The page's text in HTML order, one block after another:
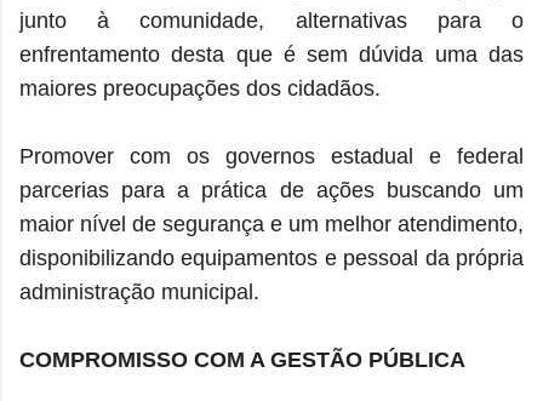
junto à comunidade, alternativas para o
enfrentamento desta que é sem dúvida uma das
maiores preocupações dos cidadãos.
Promover com os governos estadual e federal
parcerias para a prática de ações buscando um
maior nível de segurança e um melhor atendimento,
disponibilizando equipamentos e pessoal da própria
administração municipal.
COMPROMISSO COM A GESTÃO PÚBLICA